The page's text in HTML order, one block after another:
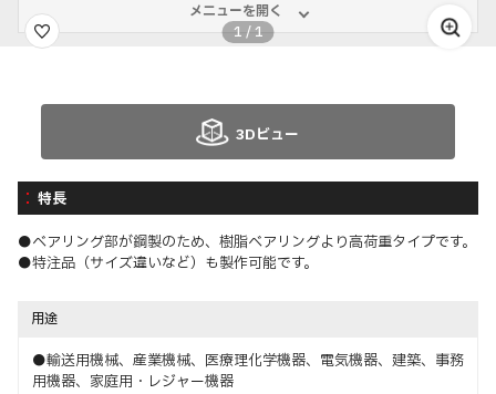
メニューを開く
1 /1
3Dビュー
特長
●ベアリング部が鋼製のため、樹脂ベアリングより高荷重タイプです。
●特注品（サイズ違いなど）も製作可能です。
用途
●輸送用機械、産業機械、医療理化学機器、電気機器、建築、事務
用機器、家庭用・レジャー機器